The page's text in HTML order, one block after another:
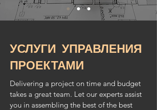
УСЛУГИ УПРАВЛЕНИЯ
ПРОЕКТАМИ
Delivering a project on time and budget
takes a great team. Let our experts assist
you in assembling the best of the best